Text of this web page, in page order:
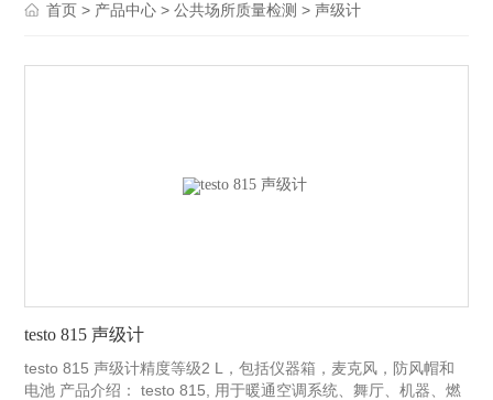
首页 > 产品中心 >公共场所质量检测 >声级计
testo 815 声级计
testo 815 声级计精度等级2 L，包括仪器箱，麦克风，防风帽和
电池 产品介绍： testo 815, 用于暖通空调系统、舞厅、机器、燃